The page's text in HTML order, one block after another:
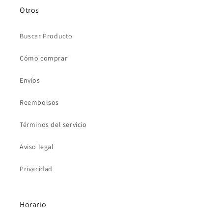
Otros
Buscar Producto
Cómo comprar
Envíos
Reembolsos
Términos del servicio
Aviso legal
Privacidad
Horario